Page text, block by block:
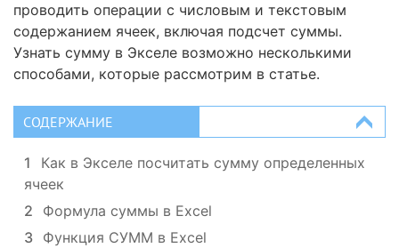
проводить операции с числовым и текстовым
содержанием ячеек, включая подсчет суммы.
Узнать сумму в Экселе возможно несколькими
способами, которые рассмотрим в статье.
СОДЕРЖАНИЕ
1
Как в Экселе посчитать сумму определенных
ячеек
2
Формула суммы в Excel
3 Функция СУММ в Excel